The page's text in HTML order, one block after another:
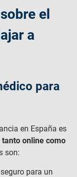
el
a
para
en España es
tanto online como
son:
para un